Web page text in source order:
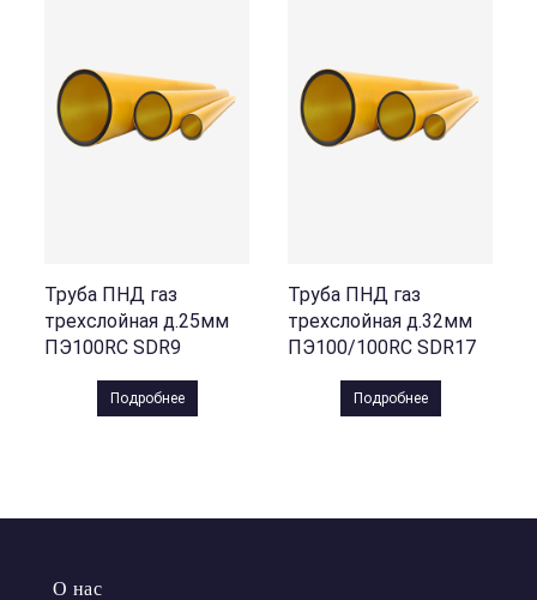
Труба ПНД газ
трехслойная д.25мм
ПЭ100RC SDR9
Подробнее
Труба ПНД газ
трехслойная д.32мм
ПЭ100/100RC SDR17
Подробнее
О нас